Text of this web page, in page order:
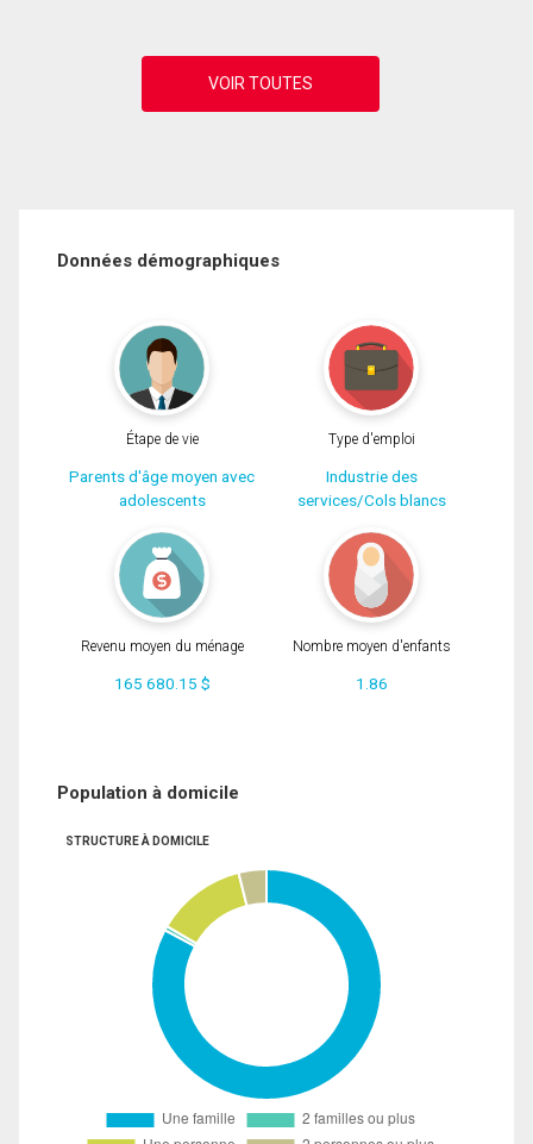
Données démographiques
Étape de vie
Parents d'âge moyen avec
adolescents
Type d'emploi
Industrie des
services/Cols blancs
Revenu moyen du ménage
165 680.15 $
Nombre moyen d'enfants
1.86
Population à domicile
STRUCTURE À DOMICILE